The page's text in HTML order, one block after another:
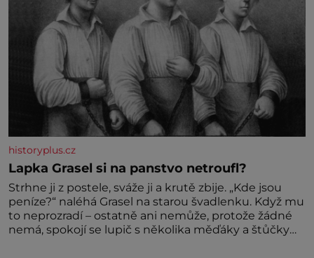
historyplus.cz
Lapka Grasel si na panstvo netroufl?
Strhne ji z postele, sváže ji a krutě zbije. „Kde jsou
peníze?“ naléhá Grasel na starou švadlenku. Když mu
to neprozradí – ostatně ani nemůže, protože žádné
nemá, spokojí se lupič s několika měďáky a štůčky